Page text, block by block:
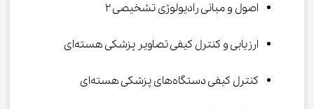
اصول و مبانی رادیولوژی تشخیصی ۲
ارزیابی و کنترل کیفی تصاویر پزشکی هسته‌ای
کنترل کیفی دستگاه‌های پزشکی هسته‌ای